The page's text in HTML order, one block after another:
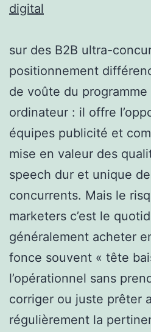
digital
sur des B2B ultra-
positionnement
de voûte du
ordinateur : il offre
équipes publicité et
mise en valeur des
speech dur et unique
concurrents. Mais le
marketers c’est le
généralement acheter
fonce souvent « tête
l’opérationnel sans
corriger ou juste prêter
régulièrement la